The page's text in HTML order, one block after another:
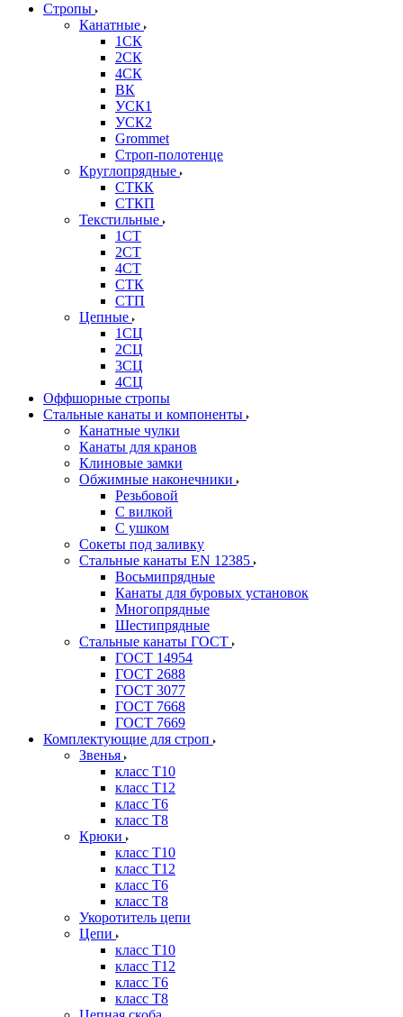
Стропы
Канатные
1СК
2СК
4СК
ВК
УСК1
УСК2
Grommet
Строп-полотенце
Круглопрядные
СТКК
СТКП
Текстильные
1СТ
2СТ
4СТ
СТК
СТП
Цепные
1СЦ
2СЦ
3СЦ
4СЦ
Оффшорные стропы
Стальные канаты и компоненты
Канатные чулки
Канаты для кранов
Клиновые замки
Обжимные наконечники
Резьбовой
С вилкой
С ушком
Сокеты под заливку
Стальные канаты EN 12385
Восьмипрядные
Канаты для буровых установок
Многопрядные
Шестипрядные
Стальные канаты ГОСТ
ГОСТ 14954
ГОСТ 2688
ГОСТ 3077
ГОСТ 7668
ГОСТ 7669
Комплектующие для строп
Звенья
класс Т10
класс Т12
класс Т6
класс Т8
Крюки
класс Т10
класс Т12
класс Т6
класс Т8
Укоротитель цепи
Цепи
класс Т10
класс Т12
класс Т6
класс Т8